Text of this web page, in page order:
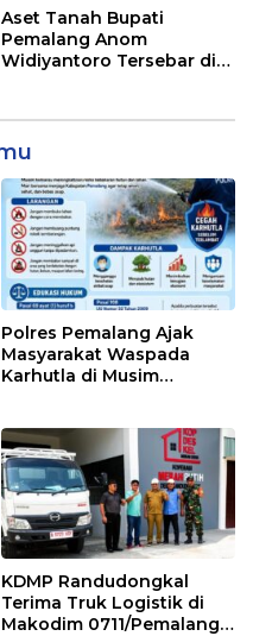
Aset Tanah Bupati
Pemalang Anom
Widiyantoro Tersebar di
Polres Pemalang Ajak
Masyarakat Waspada
Karhutla di Musim
KDMP Randudongkal
Terima Truk Logistik di
Makodim 0711/Pemalang